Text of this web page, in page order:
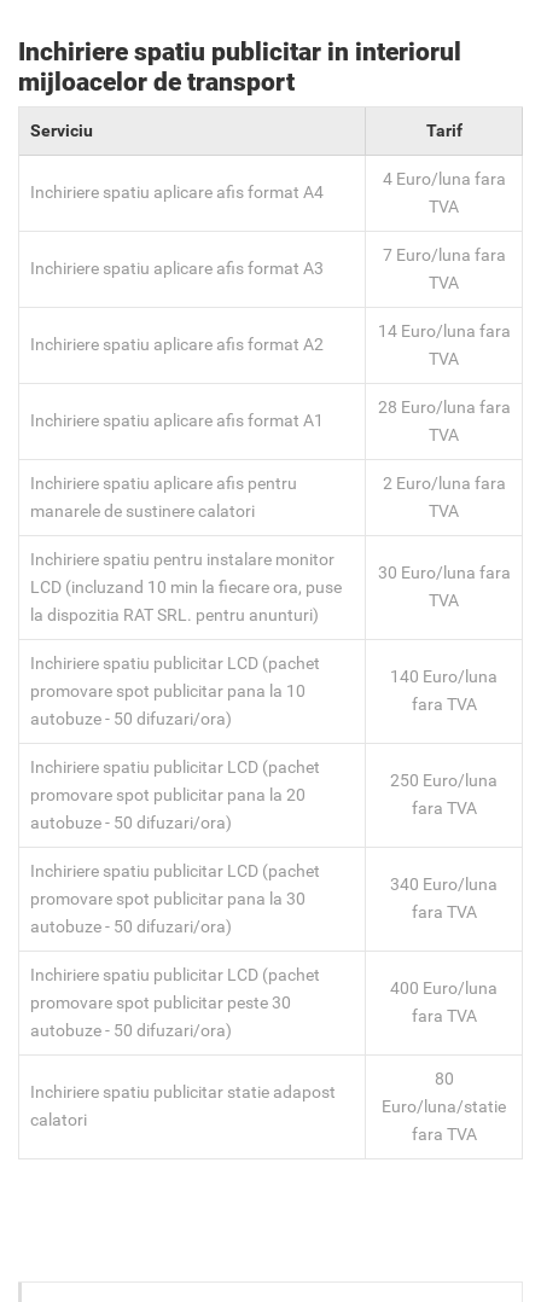
Inchiriere spatiu publicitar in interiorul
mijloacelor de transport
Serviciu Tarif
Inchiriere spatiu aplicare afis format A4
4 Euro/luna fara
TVA
Inchiriere spatiu aplicare afis format A3
7 Euro/luna fara
TVA
Inchiriere spatiu aplicare afis format A2
14 Euro/luna fara
TVA
Inchiriere spatiu aplicare afis format A1
28 Euro/luna fara
TVA
Inchiriere spatiu aplicare afis pentru
manarele de sustinere calatori
2 Euro/luna fara
TVA
Inchiriere spatiu pentru instalare monitor
LCD (incluzand 10 min la fiecare ora, puse
la dispozitia RAT SRL. pentru anunturi)
30 Euro/luna fara
TVA
Inchiriere spatiu publicitar LCD (pachet
promovare spot publicitar pana la 10
autobuze - 50 difuzari/ora)
140 Euro/luna
fara TVA
Inchiriere spatiu publicitar LCD (pachet
promovare spot publicitar pana la 20
autobuze - 50 difuzari/ora)
250 Euro/luna
fara TVA
Inchiriere spatiu publicitar LCD (pachet
promovare spot publicitar pana la 30
autobuze - 50 difuzari/ora)
340 Euro/luna
fara TVA
Inchiriere spatiu publicitar LCD (pachet
promovare spot publicitar peste 30
autobuze - 50 difuzari/ora)
400 Euro/luna
fara TVA
Inchiriere spatiu publicitar statie adapost
calatori
80
Euro/luna/statie
fara TVA